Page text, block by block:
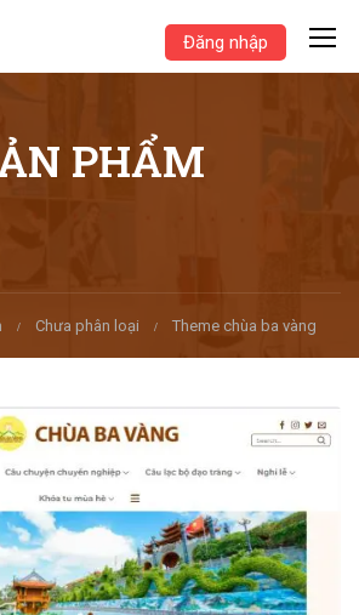
Đăng nhập
PHẨM
Chưa phân loại Theme chùa ba vàng